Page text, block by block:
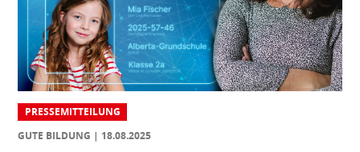
PRESSEMITTEILUNG
GUTE BILDUNG
18.08.2025